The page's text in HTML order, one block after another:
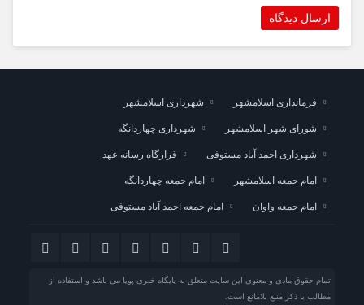
فرمانداری اسلامشهر شهرداری اسلامشهر
شورای شهر اسلامشهر شهرداری چهاردانگه
شهرداری احمد آباد مستوفی قرارگاه رسانه عهد
امام جمعه اسلامشهر امام جمعه چهاردانگه
امام جمعه واوان امام جمعه احمد آباد مستوفی
تمام حقوق مادی و معنوی این سایت متعلق به پایگاه خبری پویا می باشد و استفاده از
مطالب با ذکر منبع بلامانع است.